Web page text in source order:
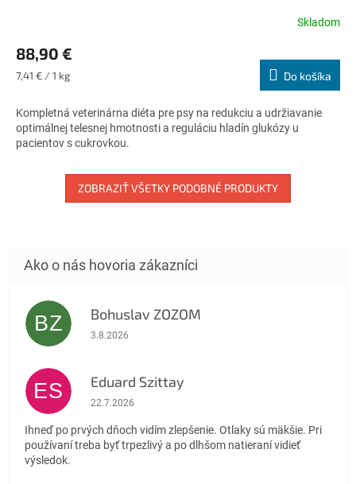
produktu
je
5,0
5
hviezdičiek.
Skladom
88,90 €
Jednotková
7,41 € / 1 kg Do košíka
Kompletná veterinárna diéta pre psy na redukciu a udržiavanie
optimálnej telesnej hmotnosti a reguláciu hladín glukózy u
pacientov s cukrovkou.
ZOBRAZIŤ VŠETKY PODOBNÉ PRODUKTY
BZ Bohuslav ZOZOM
Hodnotenie obchodu je 5 z 5 hviezdičiek.
3.8.2026
ES Eduard Szittay
Hodnotenie obchodu je 5 z 5 hviezdičiek.
22.7.2026
Ihneď po prvých dňoch vidím zlepšenie. Otlaky sú mäkšie. Pri
používaní treba byť trpezlivý a po dlhšom natieraní vidieť
výsledok.